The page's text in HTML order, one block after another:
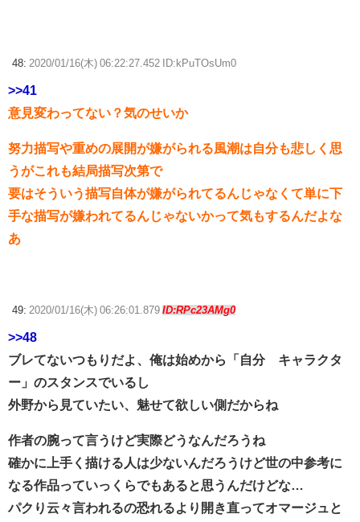
48: 2020/01/16(木) 06:22:27.452 ID:kPuTOsUm0
>>41
意見変わってない？気のせいか
努力描写や重めの展開が嫌がられる風潮は自分も悲しく思
うがこれも結局描写次第で
要はそういう描写自体が嫌がられてるんじゃなくて単に下
手な描写が嫌われてるんじゃないかって気もするんだよな
あ
49: 2020/01/16(木) 06:26:01.879 ID:RPc23AMg0
>>48
ブレてないつもりだよ、俺は始めから「自分≠キャラクタ
ー」のスタンスでいるし
外野から見ていたい、魅せて欲しい側だからね
作者の腕って言うけど実際どうなんだろうね
確かに上手く描ける人は少ないんだろうけど世の中参考に
なる作品っていっくらでもあると思うんだけどな…
パクり云々言われるの恐れるより開き直ってオマージュと